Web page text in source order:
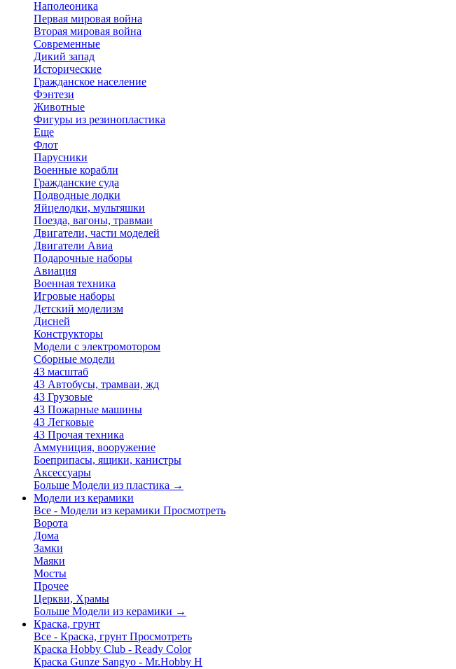
Наполеоника
Первая мировая война
Вторая мировая война
Современные
Дикий запад
Исторические
Гражданское население
Фэнтези
Животные
Фигуры из резинопластика
Еще
Флот
Парусники
Военные корабли
Гражданские суда
Подводные лодки
Яйцелодки, мультяшки
Поезда, вагоны, травмаи
Двигатели, части моделей
Двигатели Авиа
Подарочные наборы
Авиация
Военная техника
Игровые наборы
Детский моделизм
Дисней
Конструкторы
Модели с электромотором
Сборные модели
43 масштаб
43 Автобусы, трамваи, жд
43 Грузовые
43 Пожарные машины
43 Легковые
43 Прочая техника
Аммуниция, вооружение
Боеприпасы, ящики, канистры
Аксессуары
Больше Модели из пластика →
Модели из керамики
Все - Модели из керамики Просмотреть
Ворота
Дома
Замки
Маяки
Мосты
Прочее
Церкви, Храмы
Больше Модели из керамики →
Краска, грунт
Все - Краска, грунт Просмотреть
Краска Hobby Club - Ready Color
Краска Gunze Sangyo - Mr.Hobby H